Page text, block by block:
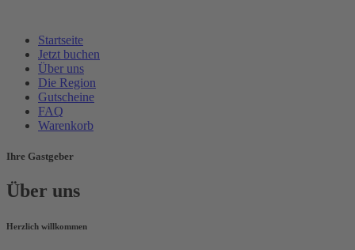
Startseite
Jetzt buchen
Über uns
Die Region
Gutscheine
FAQ
Warenkorb
Ihre Gastgeber
Über uns
Herzlich willkommen